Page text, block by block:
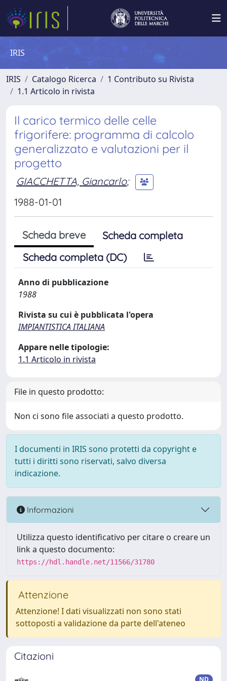
IRIS
IRIS Catalogo Ricerca
1 Contributo su Rivista
1.1 Articolo in rivista
Il carico termico delle celle
frigorifere: programma di calcolo
generalizzato e valutazioni per il
progetto
GIACCHETTA, Giancarlo;
1988-01-01
Scheda breve
Scheda completa
Scheda completa (DC)
Anno di pubblicazione
1988
Rivista su cui è pubblicata l'opera
IMPIANTISTICA ITALIANA
Appare nelle tipologie:
1.1 Articolo in rivista
File in questo prodotto:
Non ci sono file associati a questo prodotto.
I documenti in IRIS sono protetti da copyright e
tutti i diritti sono riservati, salvo diversa
indicazione.
Informazioni
Utilizza questo identificativo per citare o creare un
link a questo documento:
https://hdl.handle.net/11566/31780
Attenzione
Attenzione! I dati visualizzati non sono stati
sottoposti a validazione da parte dell'ateneo
Citazioni